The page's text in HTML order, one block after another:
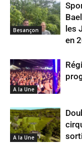
Besançon
les
en
A la Une
A la Une